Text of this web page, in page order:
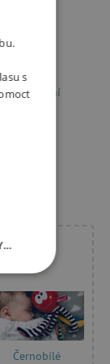
Textilní
Černobílé
s